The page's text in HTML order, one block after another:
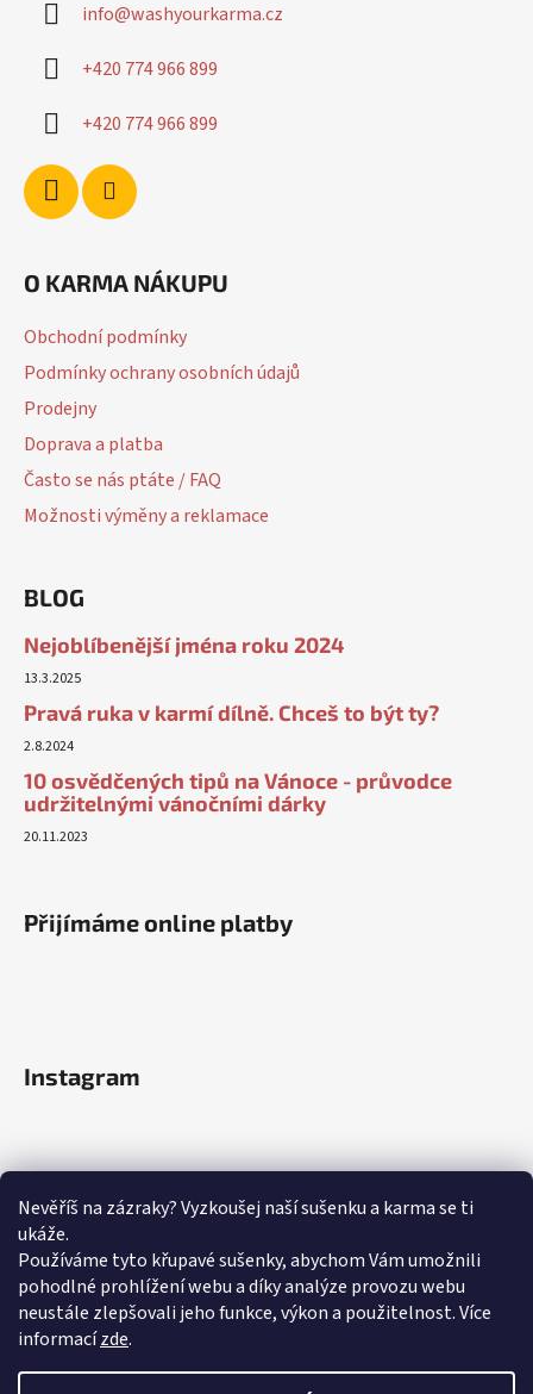
Nevěříš na zázraky? Vyzkoušej naší sušenku a karma se ti
ukáže.
Používáme tyto křupavé sušenky, abychom Vám umožnili
pohodlné prohlížení webu a díky analýze provozu webu
neustále zlepšovali jeho funkce, výkon a použitelnost.Více
informacízde.
info@washyourkarma.cz
+420 774 966 899
+420 774 966 899
O KARMA NÁKUPU
Obchodní podmínky
Podmínky ochrany osobních údajů
Prodejny
Doprava a platba
Často se nás ptáte / FAQ
Možnosti výměny a reklamace
BLOG
Nejoblíbenější jména roku 2024
13.3.2025
Pravá ruka v karmí dílně. Chceš to být ty?
2.8.2024
10 osvědčených tipů na Vánoce - průvodce
udržitelnými vánočními dárky
20.11.2023
Přijímáme online platby
Instagram